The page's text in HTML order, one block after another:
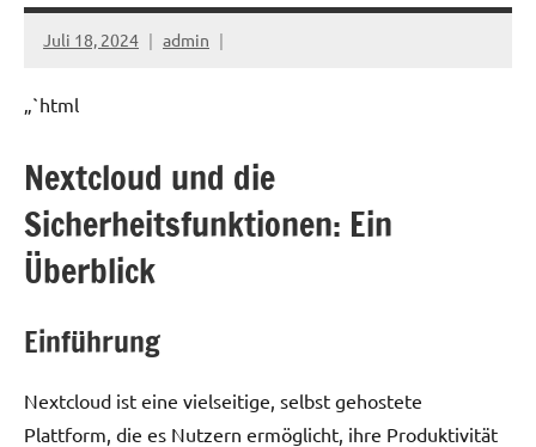
Juli 18, 2024 admin
„`html
Nextcloud und die
Sicherheitsfunktionen: Ein
Überblick
Einführung
Nextcloud ist eine vielseitige, selbst gehostete
Plattform, die es Nutzern ermöglicht, ihre Produktivität